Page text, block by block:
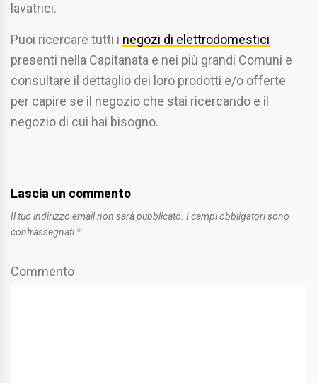
lavatrici.
Puoi ricercare tutti i negozi di elettrodomestici
presenti nella Capitanata e nei più grandi Comuni e
consultare il dettaglio dei loro prodotti e/o offerte
per capire se il negozio che stai ricercando e il
negozio di cui hai bisogno.
Lascia un commento
Il tuo indirizzo email non sarà pubblicato. I campi obbligatori sono
contrassegnati *
Commento